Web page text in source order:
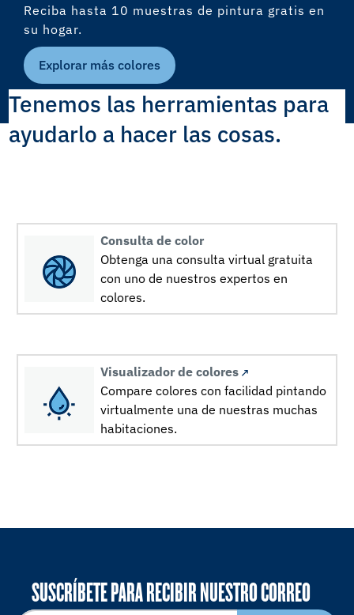
Reciba hasta 10 muestras de pintura gratis en
su hogar.
Explorar más colores
Tenemos las herramientas para
ayudarlo a hacer las cosas.
Consulta de color
Obtenga una consulta virtual gratuita
con uno de nuestros expertos en
colores.
Visualizador de colores
Compare colores con facilidad pintando
virtualmente una de nuestras muchas
habitaciones.
SUSCRÍBETE PARA RECIBIR NUESTRO CORREO